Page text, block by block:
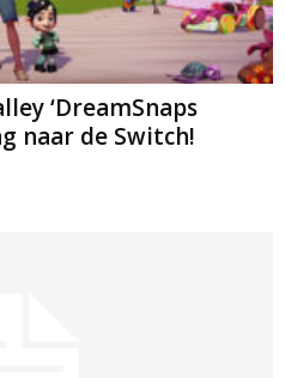
‘DreamSnaps
naar de Switch!